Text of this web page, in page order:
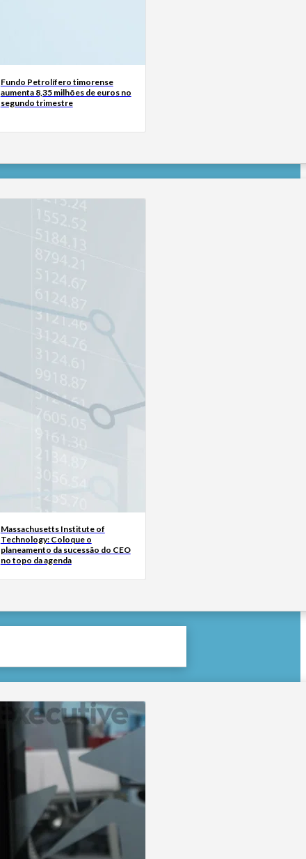
Fundo Petrolífero timorense
aumenta 8,35 milhões de euros no
segundo trimestre
Massachusetts Institute of
Technology: Coloque o
planeamento da sucessão do CEO
no topo da agenda